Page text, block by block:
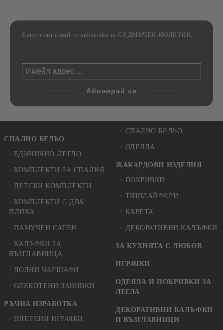
Enter your email to subscribe to СЕДМИЧЕН БЮЛЕТИН:
СПАЛНО БЕЛЬО
ЕДИНИЧНО ЛЕГЛО
КОМПЛЕКТИ ЗА СПАЛНЯ
ДЕТСКИ КОМПЛЕКТИ
КОМПЛЕКТИ С ДВА
ПЛИКА
ПАМУЧЕН САТЕН
КАЛЪФКИ ЗА
ВЪЗГЛАВНИЦА
ДОЛНИ ЧАРШАФИ
ОЛЕКОТЕНИ ЗАВИВКИ
РЪЧНА ИЗРАБОТКА
ПЛЕТЕНИ ИГРАЧКИ
СПАЛНО БЕЛЬО
ОДЕЯЛА
ЖАКАРДОВИ ИЗДЕЛИЯ
ПОКРИВКИ
ТИШЛАЙФЕРИ
КАРЕТА
ДЕКОРАТИВНИ КАЛЪФКИ
ЗА КУХНЯТА С ЛЮБОВ
ИГРАЧКИ
ОДЕЯЛА И ПОКРИВКИ ЗА
ЛЕГЛА
ДЕКОРАТИВНИ КАЛЪФКИ
И ВЪЗГЛАВНИЦИ